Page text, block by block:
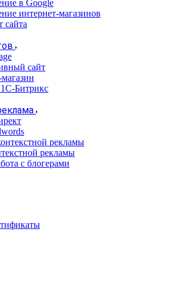
в Google
интернет-магазинов
сайта
сайт
Битрикс
рекламы
рекламы
с блогерами